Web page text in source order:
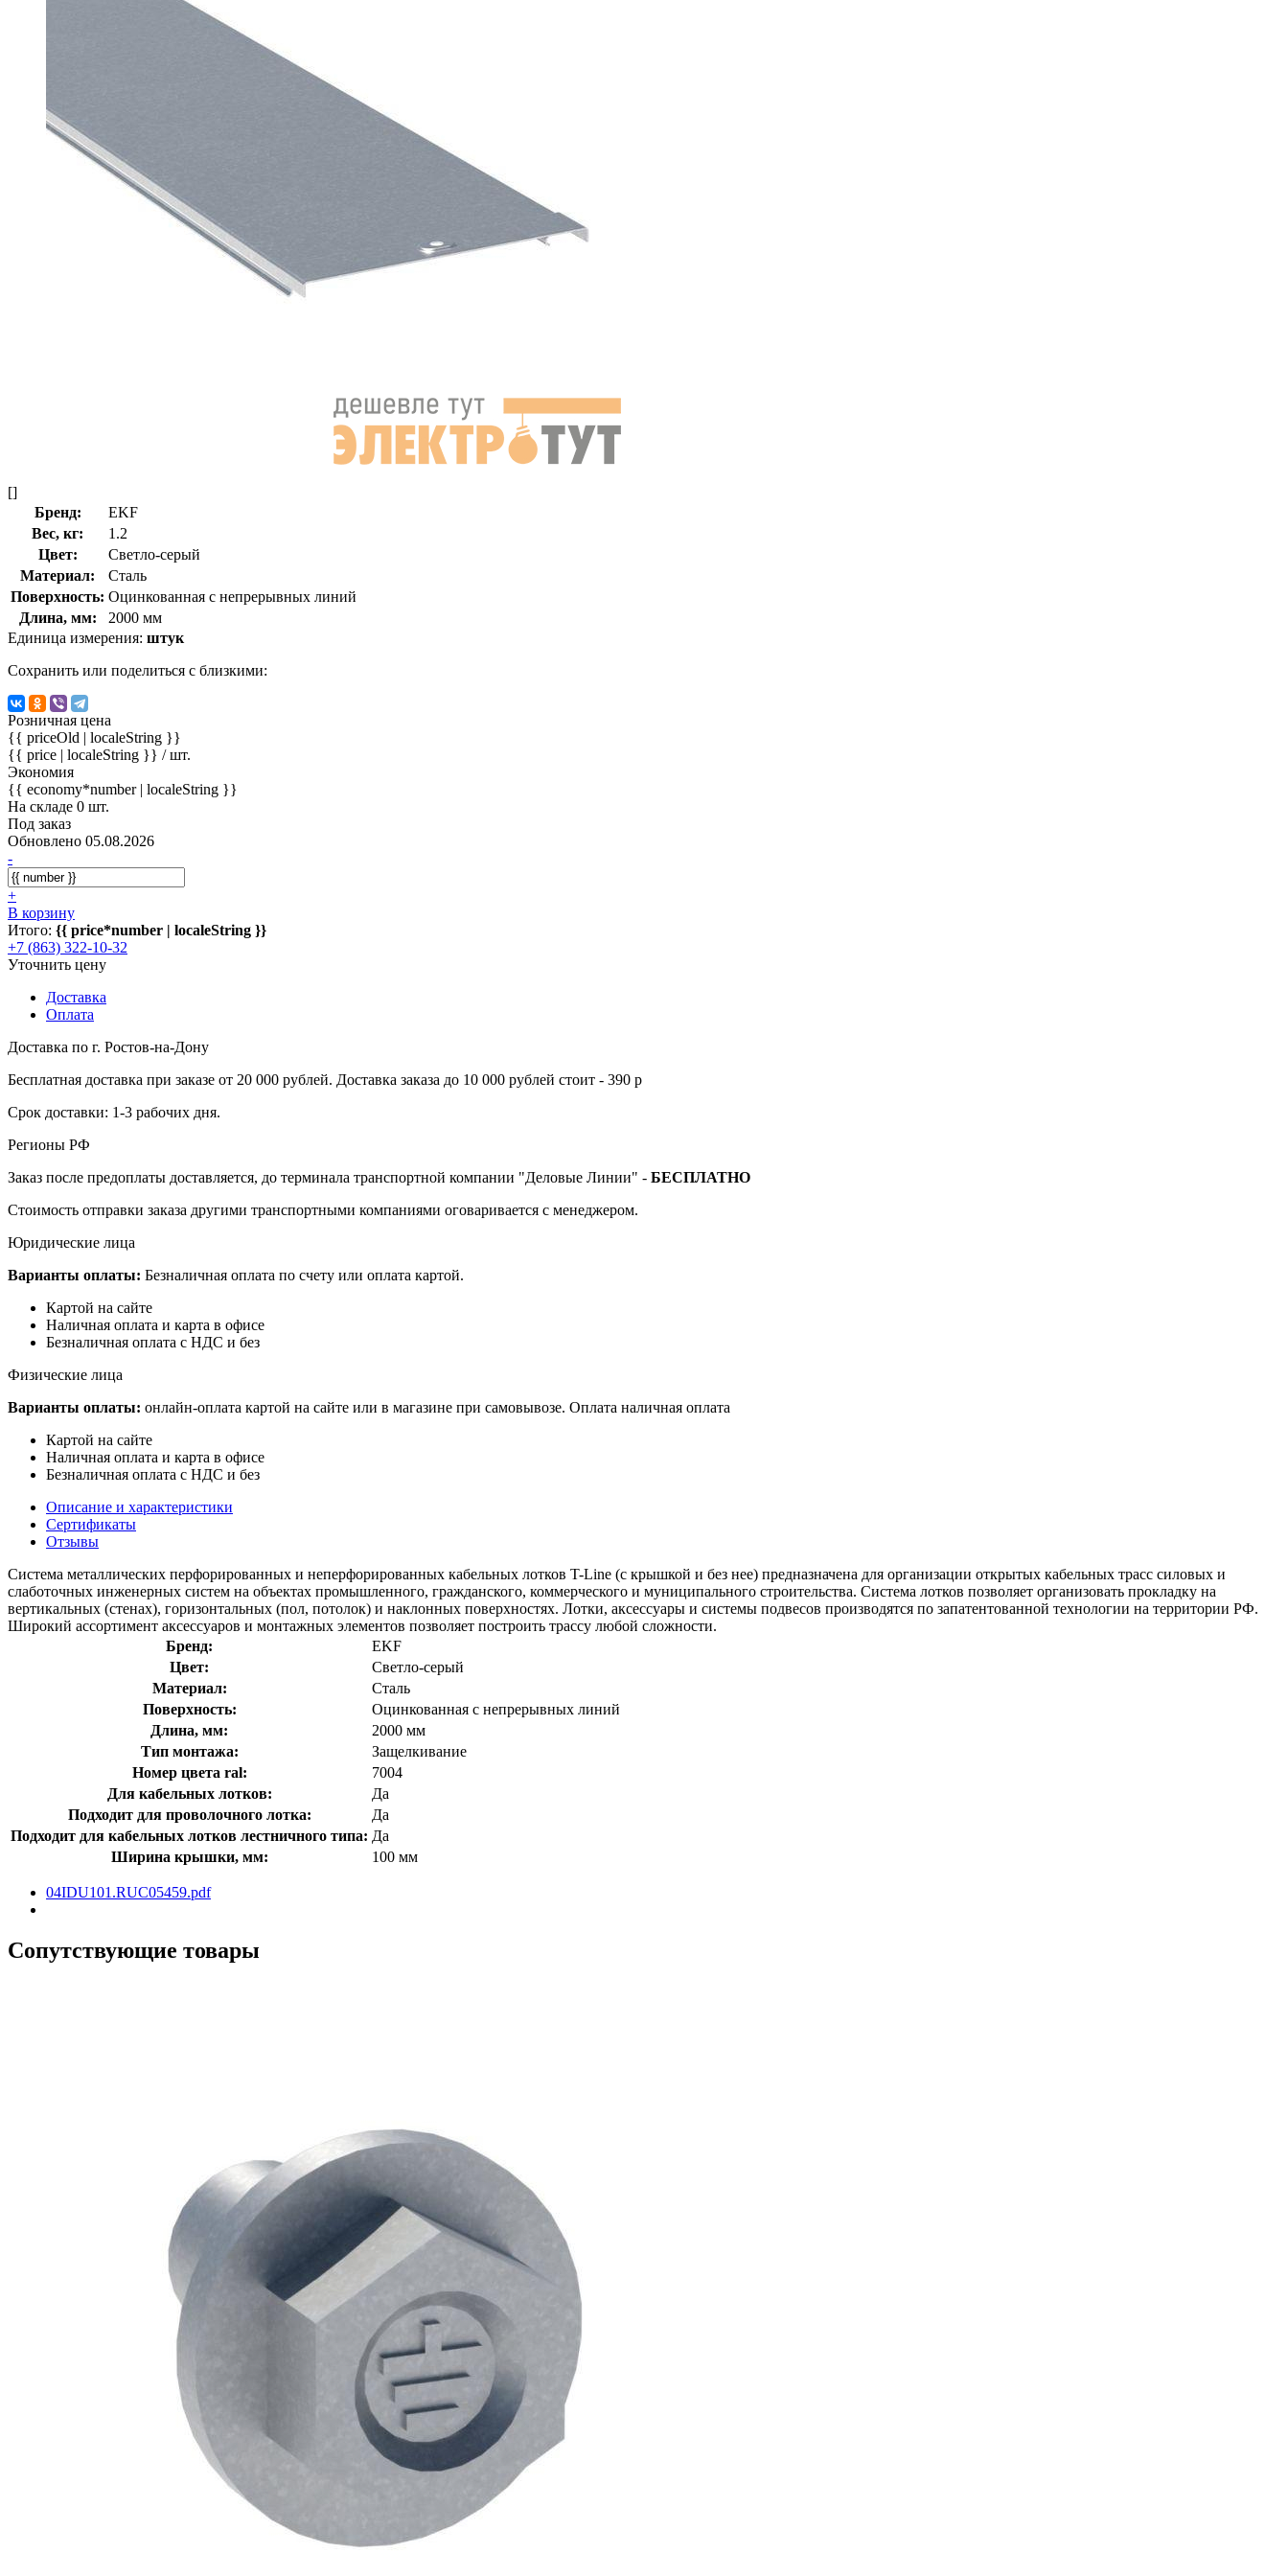
[]
Бренд:
EKF
Вес, кг:
1.2
Цвет:
Светло-серый
Материал:
Сталь
Поверхность: Оцинкованная с непрерывных линий
Длина, мм:
2000 мм
Единица измерения: штук
Сохранить или поделиться с близкими:
Розничная цена
{{ priceOld | localeString }}
{{ price | localeString }} / шт.
Экономия
{{ economy*number | localeString }}
На складе 0 шт.
Под заказ
Обновлено 05.08.2026
-
+
В корзину
Итого: {{ price*number | localeString }}
+7 (863) 322-10-32
Уточнить цену
Доставка
Оплата
Доставка по г. Ростов-на-Дону
Бесплатная доставка при заказе от 20 000 рублей. Доставка заказа до 10 000 рублей стоит - 390 р
Срок доставки: 1-3 рабочих дня.
Регионы РФ
Заказ после предоплаты доставляется, до терминала транспортной компании "Деловые Линии" - БЕСПЛАТНО
Стоимость отправки заказа другими транспортными компаниями оговаривается с менеджером.
Юридические лица
Варианты оплаты: Безналичная оплата по счету или оплата картой.
Картой на сайте
Наличная оплата и карта в офисе
Безналичная оплата с НДС и без
Физические лица
Варианты оплаты: онлайн-оплата картой на сайте или в магазине при самовывозе. Оплата наличная оплата
Картой на сайте
Наличная оплата и карта в офисе
Безналичная оплата с НДС и без
Описание и характеристики
Сертификаты
Отзывы
Система металлических перфорированных и неперфорированных кабельных лотков T-Line (с крышкой и без нее) предназначена для организации открытых кабельных трасс силовых и
слаботочных инженерных систем на объектах промышленного, гражданского, коммерческого и муниципального строительства. Система лотков позволяет организовать прокладку на
вертикальных (стенах), горизонтальных (пол, потолок) и наклонных поверхностях. Лотки, аксессуары и системы подвесов производятся по запатентованной технологии на территории РФ.
Широкий ассортимент аксессуаров и монтажных элементов позволяет построить трассу любой сложности.
Бренд:
EKF
Цвет:
Светло-серый
Материал:
Сталь
Поверхность:
Оцинкованная с непрерывных линий
Длина, мм:
2000 мм
Тип монтажа:
Защелкивание
Номер цвета ral:
7004
Для кабельных лотков:
Да
Подходит для проволочного лотка:
Да
Подходит для кабельных лотков лестничного типа: Да
Ширина крышки, мм:
100 мм
04IDU101.RUС05459.pdf
Сопутствующие товары